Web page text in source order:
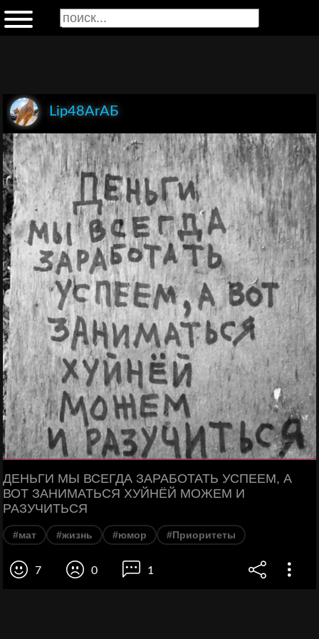
Lip48АrАБ
ДЕНЬГИ МЫ ВСЕГДА ЗАРАБОТАТЬ УСПЕЕМ, А
ВОТ ЗАНИМАТЬСЯ ХУЙНЁЙ МОЖЕМ И
РАЗУЧИТЬСЯ
#мат #жизнь #юмор #Приоритеты
7 0 1